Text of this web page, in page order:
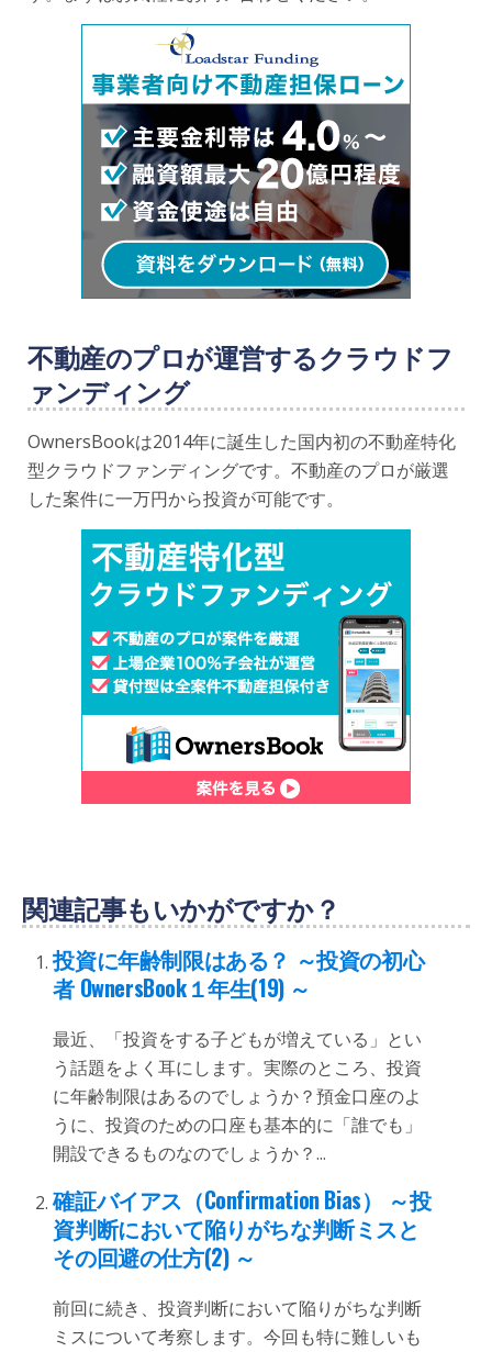
不動産のプロが運営するクラウドフ
ァンディング
OwnersBookは2014年に誕生した国内初の不動産特化
型クラウドファンディングです。不動産のプロが厳選
した案件に一万円から投資が可能です。
関連記事もいかがですか？
投資に年齢制限はある？ ～投資の初心
者 OwnersBook１年生(19) ～
最近、「投資をする子どもが増えている」とい
う話題をよく耳にします。実際のところ、投資
に年齢制限はあるのでしょうか？預金口座のよ
うに、投資のための口座も基本的に「誰でも」
開設できるものなのでしょうか？...
確証バイアス（Confirmation Bias） ～投
資判断において陥りがちな判断ミスと
その回避の仕方(2) ～
前回に続き、投資判断において陥りがちな判断
ミスについて考察します。今回も特に難しいも